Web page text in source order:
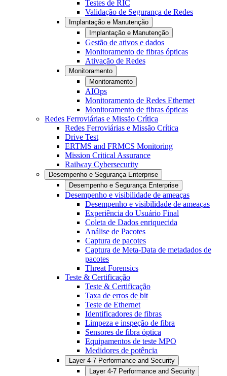
Testes de RIC
Validação de Segurança de Redes
Implantação e Manutenção
Implantação e Manutenção
Gestão de ativos e dados
Monitoramento de fibras ópticas
Ativação de Redes
Monitoramento
Monitoramento
AIOps
Monitoramento de Redes Ethernet
Monitoramento de fibras ópticas
Redes Ferroviárias e Missão Crítica
Redes Ferroviárias e Missão Crítica
Drive Test
ERTMS and FRMCS Monitoring
Mission Critical Assurance
Railway Cybersecurity
Desempenho e Segurança Enterprise
Desempenho e Segurança Enterprise
Desempenho e visibilidade de ameaças
Desempenho e visibilidade de ameaças
Experiência do Usuário Final
Coleta de Dados enriquecida
Análise de Pacotes
Captura de pacotes
Captura de Meta-Data de metadados de
pacotes
Threat Forensics
Teste & Certificação
Teste & Certificação
Taxa de erros de bit
Teste de Ethernet
Identificadores de fibras
Limpeza e inspeção de fibra
Sensores de fibra óptica
Equipamentos de teste MPO
Medidores de potência
Layer 4-7 Performance and Security
Layer 4-7 Performance and Security